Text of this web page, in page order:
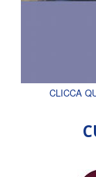
CLICCA